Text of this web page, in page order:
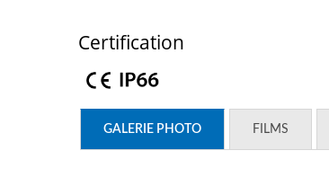
Certification
GALERIE PHOTO FILMS